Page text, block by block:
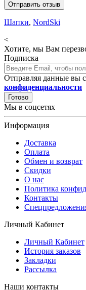
Отправить отзыв
Шапки, NordSki
<
Хотите, мы Вам
Подписка
Отправляя данные вы
конфиденциальности
Готово
Мы в соцсетях
Информация
Доставка
Оплата
Обмен и возврат
Скидки
О нас
Политика
Контакты
Личный Кабинет
Личный Кабинет
История заказов
Закладки
Рассылка
Наши контакты